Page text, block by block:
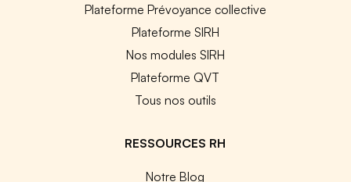
Plateforme Prévoyance collective
Plateforme SIRH
Nos modules SIRH
Plateforme QVT
Tous nos outils
RESSOURCES RH
Notre Blog